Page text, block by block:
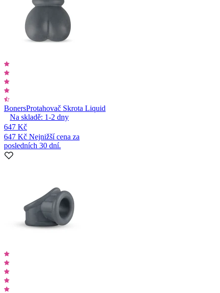
BonersProtahovač Skrota Liquid
Na skladě: 1-2 dny
647 Kč
647 Kč Nejnižší cena za
posledních 30 dní.